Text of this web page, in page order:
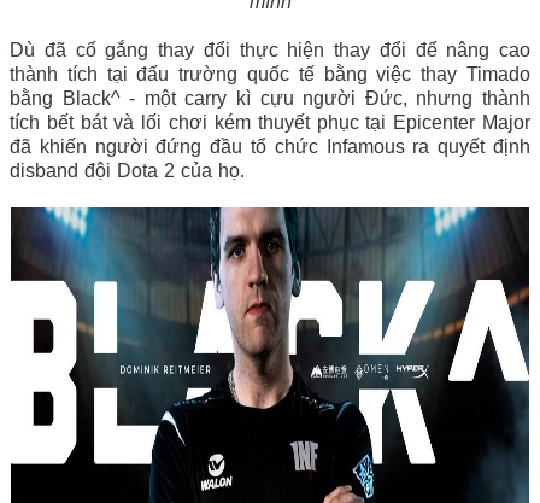
Dù đã cố gắng thay đổi thực hiện thay đổi để nâng cao
thành tích tại đấu trường quốc tế bằng việc thay Timado
bằng Black^ - một carry kì cựu người Đức, nhưng thành
tích bết bát và lối chơi kém thuyết phục tại Epicenter Major
đã khiến người đứng đầu tổ chức Infamous ra quyết định
disband đội Dota 2 của họ.